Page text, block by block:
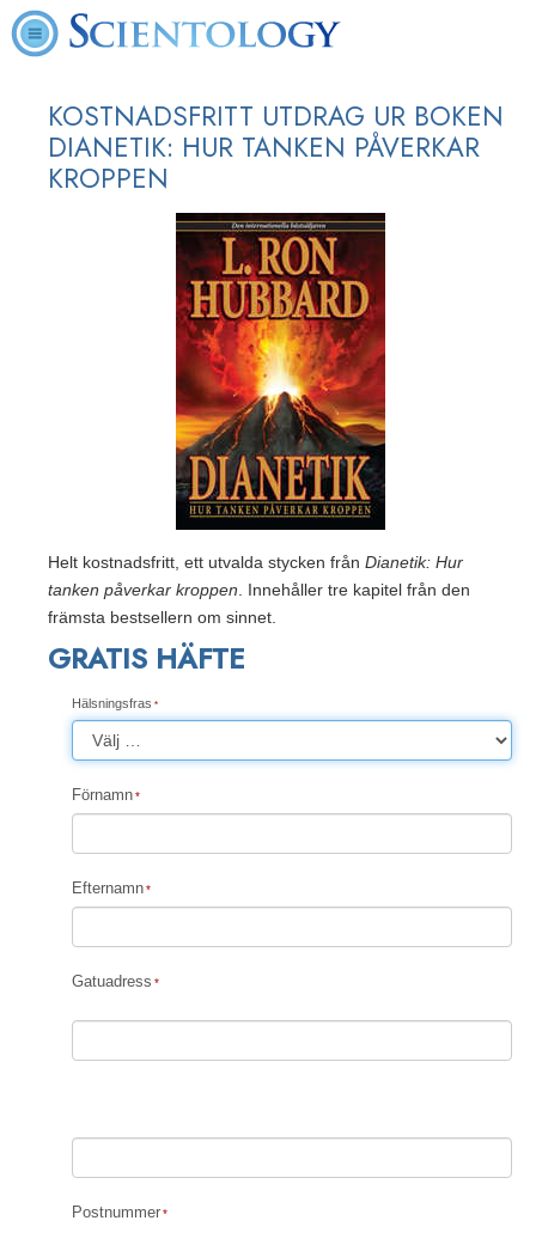
KOSTNADSFRITT UTDRAG UR BOKEN
DIANETIK: HUR TANKEN PÅVERKAR
KROPPEN
Helt kostnadsfritt, ett utvalda stycken från Dianetik: Hur
tanken påverkar kroppen . Innehåller tre kapitel från den
främsta bestsellern om sinnet.
GRATIS HÄFTE
Hälsningsfras
Förnamn
Efternamn
Gatuadress
Postnummer